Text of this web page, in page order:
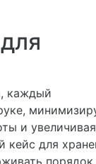
каждый
и увеличивая
кейс для
порядок